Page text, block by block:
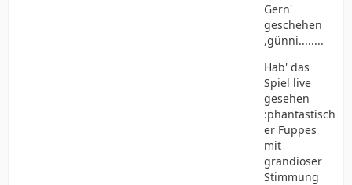
Gern'
geschehen
,günni........
Hab' das
Spiel live
gesehen
:phantastisch
er Fuppes
mit
grandioser
Stimmung